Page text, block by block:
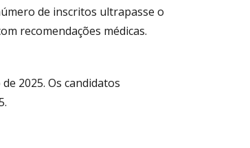
de inscritos ultrapasse o
recomendações médicas.
2025. Os candidatos